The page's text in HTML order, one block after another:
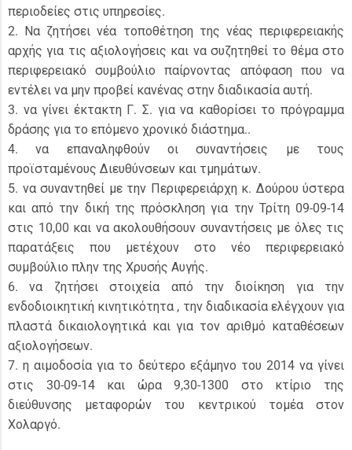
περιοδείες στις υπηρεσίες.
2. Να ζητήσει νέα τοποθέτηση της νέας περιφερειακής
αρχής για τις αξιολογήσεις και να συζητηθεί το θέμα στο
περιφερειακό συμβούλιο παίρνοντας απόφαση που να
εντέλει να μην προβεί κανένας στην διαδικασία αυτή.
3. να γίνει έκτακτη Γ. Σ. για να καθορίσει το πρόγραμμα
δράσης για το επόμενο χρονικό διάστημα..
4. να επαναληφθούν οι συναντήσεις με τους
προϊσταμένους Διευθύνσεων και τμημάτων.
5. να συναντηθεί με την Περιφερειάρχη κ. Δούρου ύστερα
και από την δική της πρόσκληση για την Τρίτη 09-09-14
στις 10,00 και να ακολουθήσουν συναντήσεις με όλες τις
παρατάξεις που μετέχουν στο νέο περιφερειακό
συμβούλιο πλην της Χρυσής Αυγής.
6. να ζητήσει στοιχεία από την διοίκηση για την
ενδοδιοικητική κινητικότητα , την διαδικασία ελέγχουν για
πλαστά δικαιολογητικά και για τον αριθμό καταθέσεων
αξιολογήσεων.
7. η αιμοδοσία για το δεύτερο εξάμηνο του 2014 να γίνει
στις 30-09-14 και ώρα 9,30-1300 στο κτίριο της
διεύθυνσης μεταφορών του κεντρικού τομέα στον
Χολαργό.